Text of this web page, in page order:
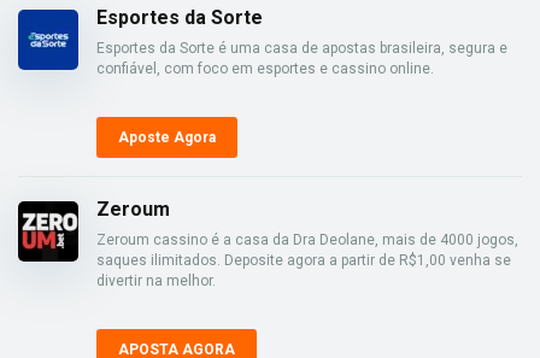
Esportes da Sorte
Esportes da Sorte é uma casa de apostas brasileira, segura e
confiável, com foco em esportes e cassino online.
Aposte Agora
Zeroum
Zeroum cassino é a casa da Dra Deolane, mais de 4000 jogos,
saques ilimitados. Deposite agora a partir de R$1,00 venha se
divertir na melhor.
APOSTA AGORA